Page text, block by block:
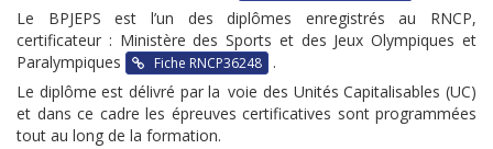
Le BPJEPS est l’un des diplômes enregistrés au RNCP,
certificateur : Ministère des Sports et des Jeux Olympiques et
Paralympiques
Fiche RNCP36248
.
Le diplôme est délivré par la voie des Unités Capitalisables (UC)
et dans ce cadre les épreuves certificatives sont programmées
tout au long de la formation.